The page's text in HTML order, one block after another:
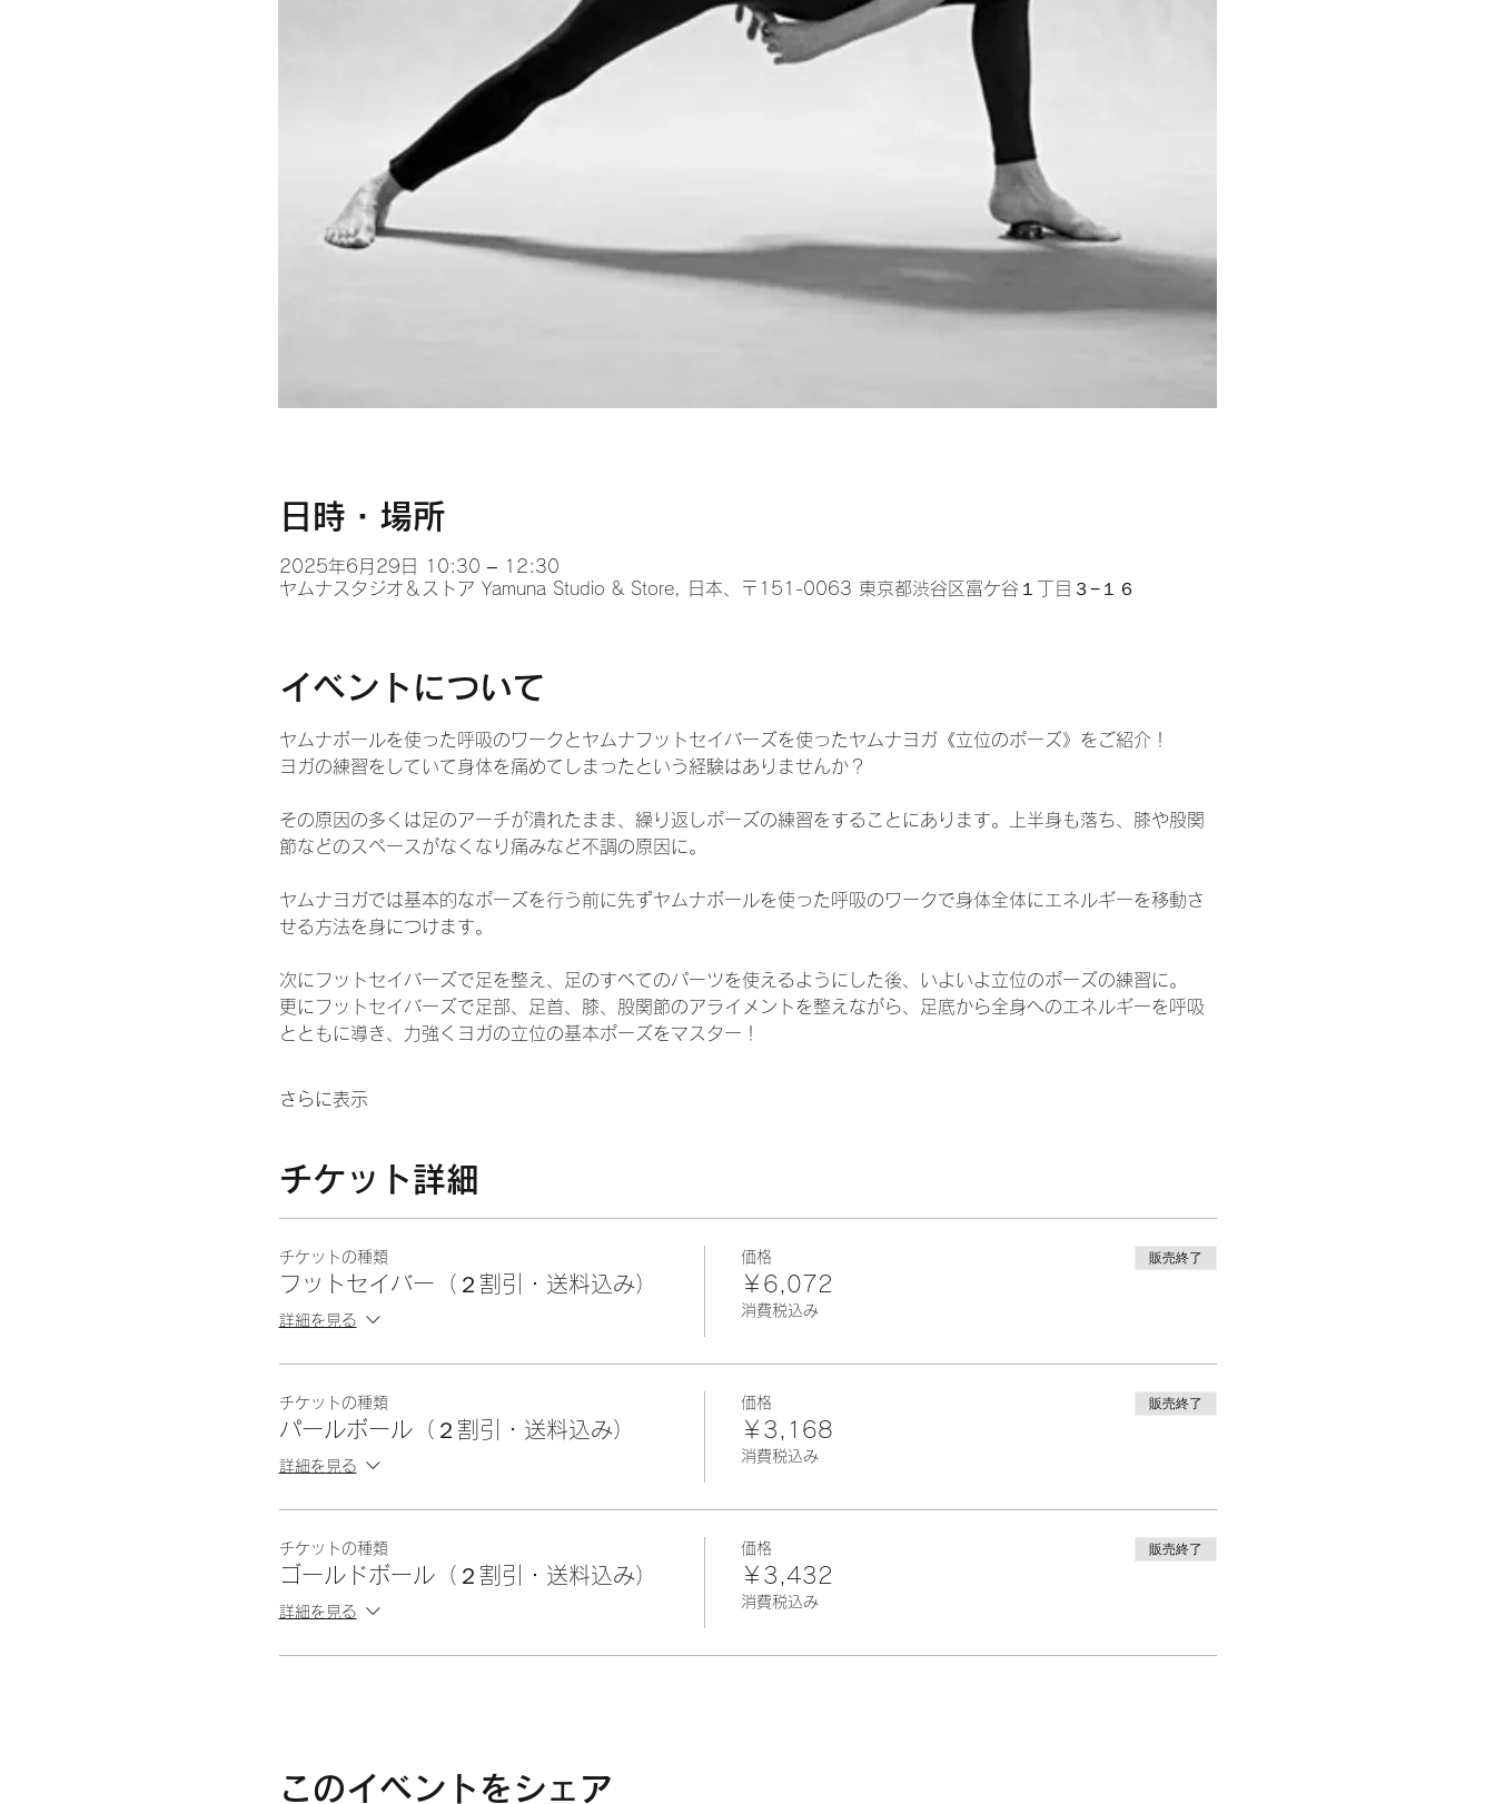
日時・場所
2025年6月29日 10:30 – 12:30
ヤムナスタジオ＆ストア Yamuna Studio & Store, 日本、〒151-0063 東京都渋谷区富ケ谷１丁目３−１６
イベントについて
ヤムナボールを使った呼吸のワークとヤムナフットセイバーズを使ったヤムナヨガ《立位のポーズ》をご紹介！
ヨガの練習をしていて身体を痛めてしまったという経験はありませんか？
その原因の多くは足のアーチが潰れたまま、繰り返しポーズの練習をすることにあります。上半身も落ち、膝や股関
節などのスペースがなくなり痛みなど不調の原因に。
ヤムナヨガでは基本的なポーズを行う前に先ずヤムナボールを使った呼吸のワークで身体全体にエネルギーを移動さ
せる方法を身につけます。
次にフットセイバーズで足を整え、足のすべてのパーツを使えるようにした後、いよいよ立位のポーズの練習に。
更にフットセイバーズで足部、足首、膝、股関節のアライメントを整えながら、足底から全身へのエネルギーを呼吸
とともに導き、力強くヨガの立位の基本ポーズをマスター！
さらに表示
チケット詳細
チケットの種類
フットセイバー（２割引・送料込み）
詳細を見る
価格
￥6,072
消費税込み
販売終了
チケットの種類
パールボール（２割引・送料込み）
詳細を見る
価格
￥3,168
消費税込み
販売終了
チケットの種類
ゴールドボール（２割引・送料込み）
詳細を見る
価格
￥3,432
消費税込み
販売終了
このイベントをシェア